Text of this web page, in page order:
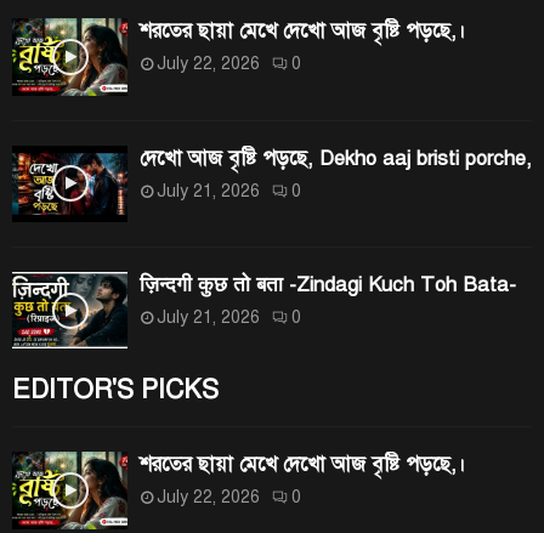
শরতের ছায়া মেখে দেখো আজ বৃষ্টি পড়ছে,।
July 22, 2026 0
দেখো আজ বৃষ্টি পড়ছে, Dekho aaj bristi porche,
July 21, 2026 0
ज़िन्दगी कुछ तो बता -Zindagi Kuch Toh Bata-
July 21, 2026 0
EDITOR'S PICKS
শরতের ছায়া মেখে দেখো আজ বৃষ্টি পড়ছে,।
July 22, 2026 0